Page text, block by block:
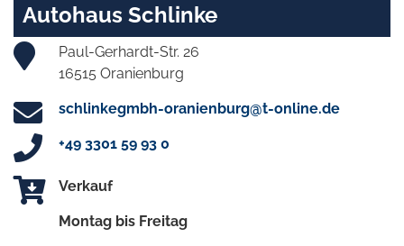
Autohaus Schlinke
Paul-Gerhardt-Str. 26
16515 Oranienburg
schlinkegmbh-oranienburg@t-online.de
+49 3301 59 93 0
Verkauf
Montag bis Freitag